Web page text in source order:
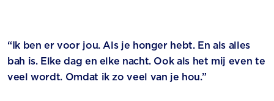
“Ik ben er voor jou. Als je honger hebt. En als alles
bah is. Elke dag en elke nacht. Ook als het mij even te
veel wordt. Omdat ik zo veel van je hou.”